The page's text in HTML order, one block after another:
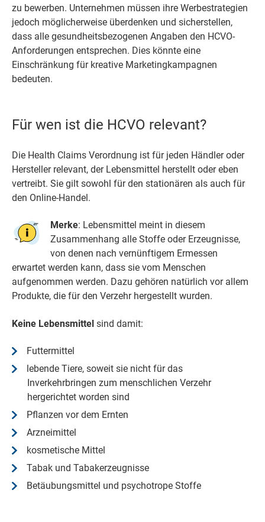
zu bewerben. Unternehmen müssen ihre Werbestrategien
jedoch möglicherweise überdenken und sicherstellen,
dass alle gesundheitsbezogenen Angaben den HCVO-
Anforderungen entsprechen. Dies könnte eine
Einschränkung für kreative Marketingkampagnen
bedeuten.
Für wen ist die HCVO relevant?
Die Health Claims Verordnung ist für jeden Händler oder
Hersteller relevant, der Lebensmittel herstellt oder eben
vertreibt. Sie gilt sowohl für den stationären als auch für
den Online-Handel.
Merke: Lebensmittel meint in diesem
Zusammenhang alle Stoffe oder Erzeugnisse,
von denen nach vernünftigem Ermessen
erwartet werden kann, dass sie vom Menschen
aufgenommen werden. Dazu gehören natürlich vor allem
Produkte, die für den Verzehr hergestellt wurden.
Keine Lebensmittel sind damit:
Futtermittel
lebende Tiere, soweit sie nicht für das
Inverkehrbringen zum menschlichen Verzehr
hergerichtet worden sind
Pflanzen vor dem Ernten
Arzneimittel
kosmetische Mittel
Tabak und Tabakerzeugnisse
Betäubungsmittel und psychotrope Stoffe